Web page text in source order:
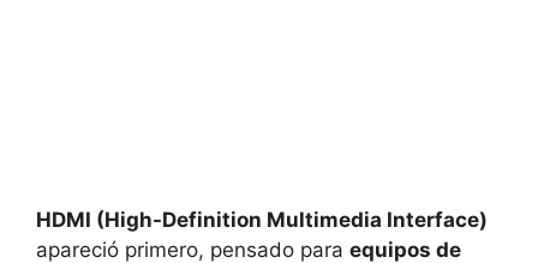
HDMI (High-Definition Multimedia Interface)
apareció primero, pensado para equipos de